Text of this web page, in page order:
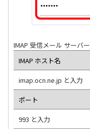
IMAP 受信メール サーバー
IMAP ホスト名
imap.ocn.ne.jp と入力
ポート
993 と入力